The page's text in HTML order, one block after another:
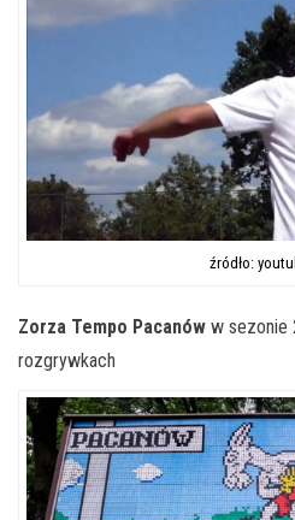
źródło:
Zorza Tempo Pacanów w sezonie
rozgrywkach